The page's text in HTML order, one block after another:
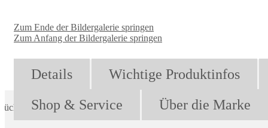
Zum Ende der Bildergalerie springen
Zum Anfang der Bildergalerie springen
Details
werden fein passiert und entfalten dadurch ihren vollen
Wichtige Produktinfos
Shop & Service
Über die Marke